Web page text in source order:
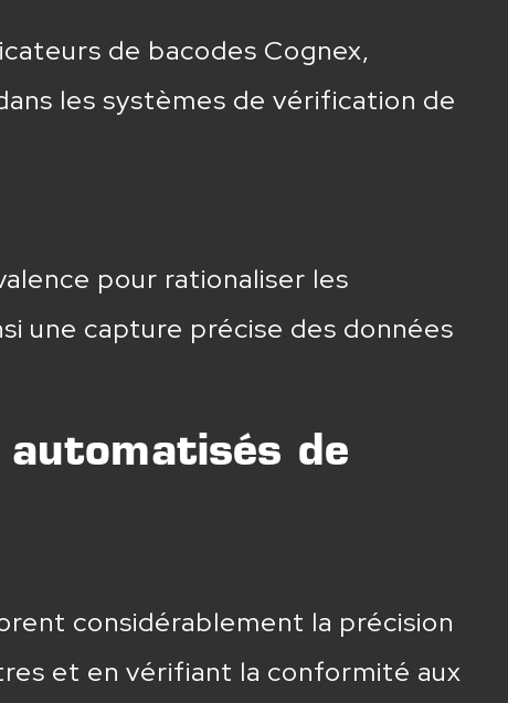
de bacodes Cognex,
les systèmes de vérification de
pour rationaliser les
une capture précise des données
de
considérablement la précision
et en vérifiant la conformité aux